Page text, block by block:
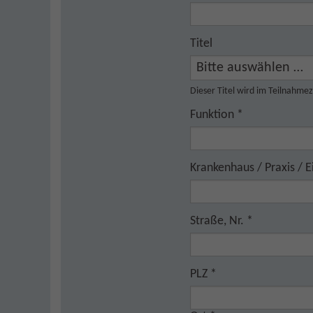
Titel
Dieser Titel wird im
Funktion *
Krankenhaus / Praxis /
Straße, Nr. *
PLZ *